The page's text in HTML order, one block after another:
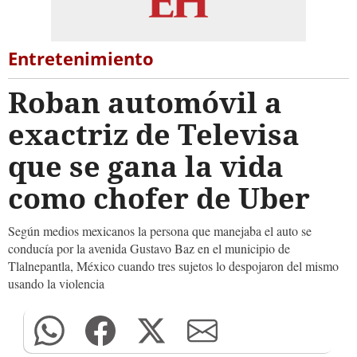
Entretenimiento
Roban automóvil a
exactriz de Televisa
que se gana la vida
como chofer de Uber
Según medios mexicanos la persona que manejaba el auto se
conducía por la avenida Gustavo Baz en el municipio de
Tlalnepantla, México cuando tres sujetos lo despojaron del mismo
usando la violencia